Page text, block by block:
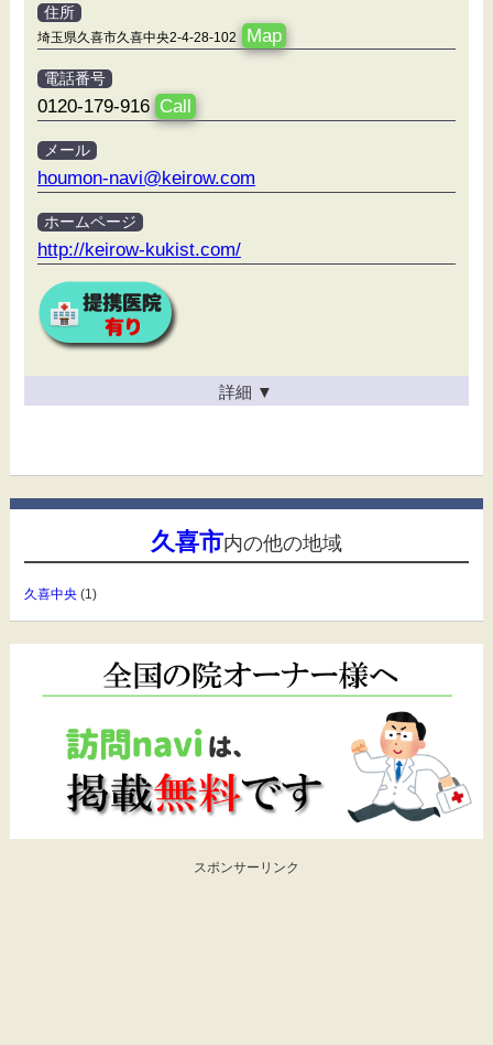
住所
埼玉県久喜市久喜中央2-4-28-102 Map
電話番号
0120-179-916 Call
メール
houmon-navi@keirow.com
ホームページ
http://keirow-kukist.com/
詳細 ▼
久喜市内の他の地域
久喜中央(1)
スポンサーリンク